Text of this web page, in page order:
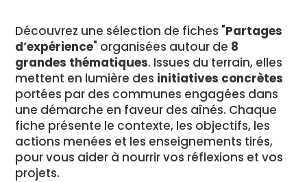
Découvrez une sélection de fiches "Partages
d’expérience" organisées autour de 8
grandes thématiques. Issues du terrain, elles
mettent en lumière des initiatives concrètes
portées par des communes engagées dans
une démarche en faveur des aînés. Chaque
fiche présente le contexte, les objectifs, les
actions menées et les enseignements tirés,
pour vous aider à nourrir vos réflexions et vos
projets.